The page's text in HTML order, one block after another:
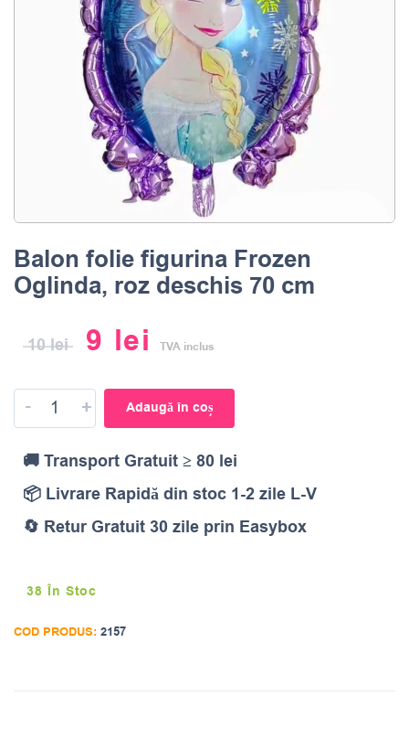
Balon folie figurina Frozen
Oglinda, roz deschis 70 cm
10lei 9 lei TVA inclus
- + Adaugă în coș
🚚 Transport Gratuit ≥ 80 lei
📦 Livrare Rapidă din stoc 1-2 zile L-V
🔄 Retur Gratuit 30 zile prin Easybox
38 În Stoc
COD PRODUS: 2157